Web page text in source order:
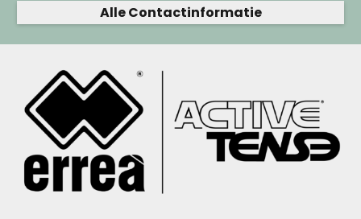
Alle Contactinformatie